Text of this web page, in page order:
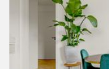
het centrum van
minuten lopen van
minuten naar
EIlanden. In feite is
snel in drie